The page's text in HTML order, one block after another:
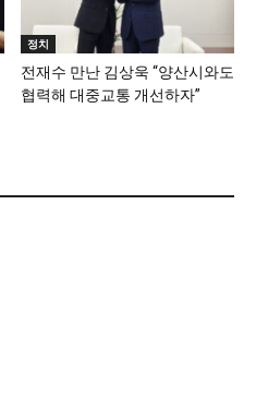
정치
전재수 만난 김상욱 “양산시와도
협력해 대중교통 개선하자”